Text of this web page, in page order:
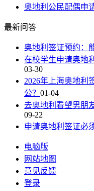
奥地利公民配偶申
最新问答
奥地利签证预约：
在校学生申请奥地
03-30
2026年上海奥地利
公？ 01-04
去奥地利看望男朋
09-22
申请奥地利签证必
电脑版
网站地图
意见反馈
登录